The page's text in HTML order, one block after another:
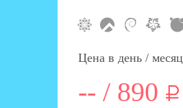
Цена в день / месяц
-- / 890